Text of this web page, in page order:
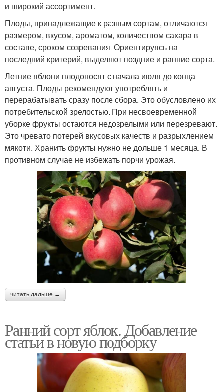
и широкий ассортимент.
Плоды, принадлежащие к разным сортам, отличаются
размером, вкусом, ароматом, количеством сахара в
составе, сроком созревания. Ориентируясь на
последний критерий, выделяют поздние и ранние сорта.
Летние яблони плодоносят с начала июля до конца
августа. Плоды рекомендуют употреблять и
перерабатывать сразу после сбора. Это обусловлено их
потребительской зрелостью. При несвоевременной
уборке фрукты остаются недозрелыми или перезревают.
Это чревато потерей вкусовых качеств и разрыхлением
мякоти. Хранить фрукты нужно не дольше 1 месяца. В
противном случае не избежать порчи урожая.
читать дальше →
Ранний сорт яблок. Добавление
статьи в новую подборку